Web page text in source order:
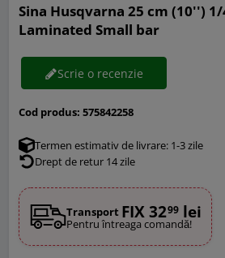
Sina Husqvarna 25 cm (10'')
Laminated Small bar
Scrie o recenzie
Cod produs: 575842258
Termen estimativ de livrare: 1-3 zile
Drept de retur 14 zile
Transport FIX 3299 lei
Pentru întreaga comandă!